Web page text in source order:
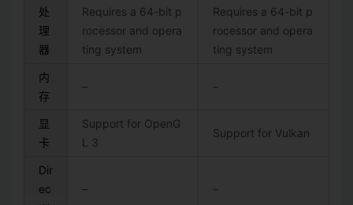
处
理
器
Requires a 64-bit p
rocessor and opera
ting system
Requires a 64-bit p
rocessor and opera
ting system
内
存
– –
显
卡
Support for OpenG
L 3
Support for Vulkan
Dir
ec
– –